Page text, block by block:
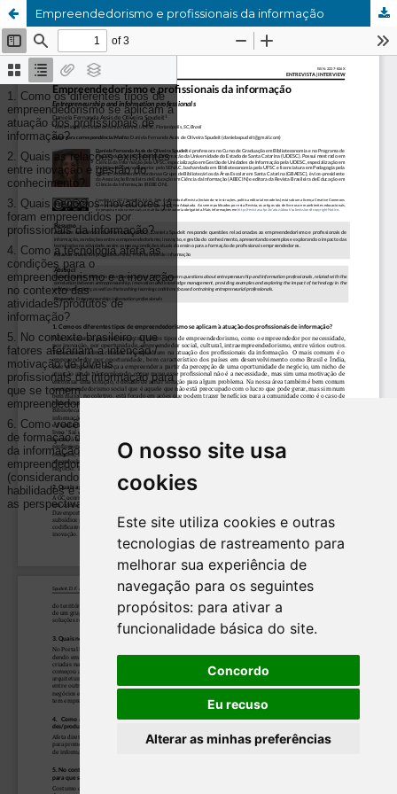
O nosso site usa
cookies
Este site utiliza cookies e outras
tecnologias de rastreamento para
melhorar sua experiência de
navegação para os seguintes
propósitos: para ativar a
funcionalidade básica do site.
Concordo
Eu recuso
Alterar as minhas preferências
Empreendedorismo e profissionais da informação